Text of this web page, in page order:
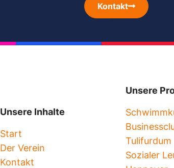
Kontakt
Unsere Inhalte
Start
Der Verein
Kontakt
Unsere
Tulifurdum
Sozialer